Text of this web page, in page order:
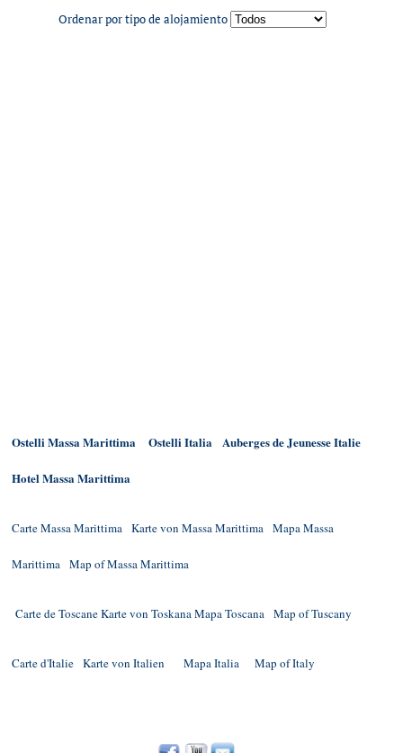
Ordenar por tipo de alojamiento
Ostelli Massa Marittima Ostelli Italia Auberges de Jeunesse Italie
Hotel Massa Marittima
Carte Massa Marittima Karte von Massa Marittima Mapa Massa
Marittima Map of Massa Marittima
Carte de ToscaneKarte von ToskanaMapa Toscana Map of Tuscany
Carte d'Italie Karte von Italien Mapa Italia Map of Italy